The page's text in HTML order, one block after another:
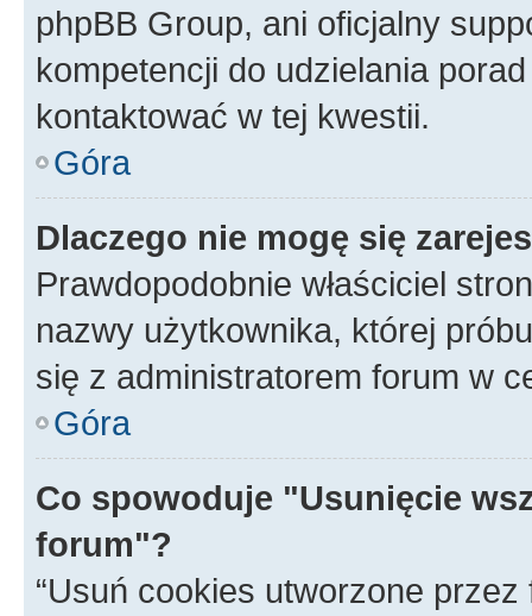
phpBB Group, ani oficjalny
kompetencji do udzielania
kontaktować w tej kwestii.
Góra
Dlaczego nie mogę się
Prawdopodobnie właściciel
nazwy użytkownika, której
się z administratorem forum w
Góra
Co spowoduje "Usunięcie
forum"?
“Usuń cookies utworzone